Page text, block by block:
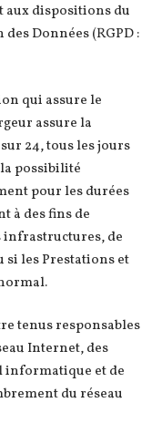
aux dispositions du
Données (RGPD :
qui assure le
assure la
24, tous les jours
possibilité
pour les durées
à des fins de
infrastructures, de
les Prestations et
tenus responsables
Internet, des
informatique et de
du réseau